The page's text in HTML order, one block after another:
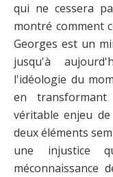
qui ne cessera
montré comment
Georges est un
jusqu'à
l'idéologie du
en
véritable enjeu
deux éléments
une injustice
méconnaissance